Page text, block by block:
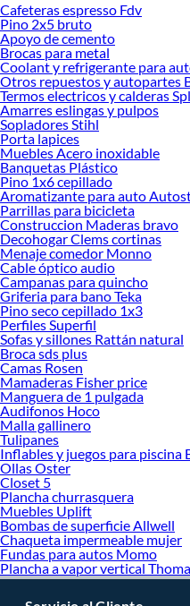
Desde remodelaciones hasta
tus ideas realidad. ¡Visítanos y
Accesorios de exterior para autos!
Explora la variedad de productos
en Sodimac
Herramientas, materiales y
renovación de espacios. ¡Visítanos y
ofrecerte!
Encuentra una amplia variedad de
autos en Sodimac. Encuentra todo lo
renovación y decoración. ¡Visítanos y
Cafeteras espresso Fdv
Pino 2x5 bruto
Apoyo de cemento
Brocas para metal
Coolant y refrigerante para
Otros repuestos y autopartes
Termos electricos y calderas
Amarres eslingas y pulpos
Sopladores Stihl
Porta lapices
Muebles Acero inoxidable
Banquetas Plástico
Pino 1x6 cepillado
Aromatizante para auto
Parrillas para bicicleta
Construccion Maderas bravo
Decohogar Clems cortinas
Menaje comedor Monno
Cable óptico audio
Campanas para quincho
Griferia para bano Teka
Pino seco cepillado 1x3
Perfiles Superfil
Sofas y sillones Rattán natural
Broca sds plus
Camas Rosen
Mamaderas Fisher price
Manguera de 1 pulgada
Audifonos Hoco
Malla gallinero
Tulipanes
Inflables y juegos para piscina
Ollas Oster
Closet 5
Plancha churrasquera
Muebles Uplift
Bombas de superficie Allwell
Chaqueta impermeable mujer
Fundas para autos Momo
Plancha a vapor vertical